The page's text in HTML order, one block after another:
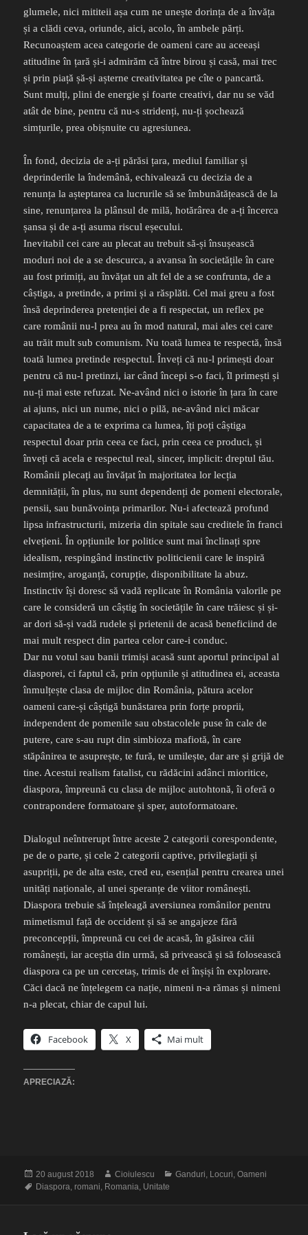
glumele, nici mititeii așa cum ne unește dorința de a învăța
și a clădi ceva, oriunde, aici, acolo, în ambele părți.
Recunoaștem acea categorie de oameni care au aceeași
atitudine în țară și-i admirăm că între birou și casă, mai trec
și prin piață șă-și așterne creativitatea pe cîte o pancartă.
Sunt mulți, plini de energie și foarte creativi, dar nu se văd
atât de bine, pentru că nu-s stridenți, nu-ți șochează
simțurile, prea obișnuite cu agresiunea.
În fond, decizia de a-ți părăsi țara, mediul familiar și
deprinderile la îndemână, echivalează cu decizia de a
renunța la așteptarea ca lucrurile să se îmbunătățească de la
sine, renunțarea la plânsul de milă, hotărârea de a-ți încerca
șansa și de a-ți asuma riscul eșecului.
Inevitabil cei care au plecat au trebuit să-și însușească
moduri noi de a se descurca, a avansa în societățile în care
au fost primiți, au învățat un alt fel de a se confrunta, de a
câștiga, a pretinde, a primi și a răsplăti. Cel mai greu a fost
însă deprinderea pretenției de a fi respectat, un reflex pe
care românii nu-l prea au în mod natural, mai ales cei care
au trăit mult sub comunism. Nu toată lumea te respectă, însă
toată lumea pretinde respectul. Înveți că nu-l primești doar
pentru că nu-l pretinzi, iar când începi s-o faci, îl primești și
nu-ți mai este refuzat. Ne-având nici o istorie în țara în care
ai ajuns, nici un nume, nici o pilă, ne-având nici măcar
capacitatea de a te exprima ca lumea, îți poți câștiga
respectul doar prin ceea ce faci, prin ceea ce produci, și
înveți că acela e respectul real, sincer, implicit: dreptul tău.
Românii plecați au învățat în majoritatea lor lecția
demnității, în plus, nu sunt dependenți de pomeni electorale,
pensii, sau bunăvoința primarilor. Nu-i afectează profund
lipsa infrastructurii, mizeria din spitale sau creditele în franci
elvețieni. În opțiunile lor politice sunt mai înclinați spre
idealism, respingând instinctiv politicienii care le inspiră
nesimțire, aroganță, corupție, disponibilitate la abuz.
Instinctiv își doresc să vadă replicate în România valorile pe
care le consideră un câștig în societățile în care trăiesc și și-
ar dori să-și vadă rudele și prietenii de acasă beneficiind de
mai mult respect din partea celor care-i conduc.
Dar nu votul sau banii trimiși acasă sunt aportul principal al
diasporei, ci faptul că, prin opțiunile și atitudinea ei, aceasta
înmulțește clasa de mijloc din România, pătura acelor
oameni care-și câștigă bunăstarea prin forțe proprii,
independent de pomenile sau obstacolele puse în cale de
putere, care s-au rupt din simbioza mafiotă, în care
stăpânirea te asuprește, te fură, te umilește, dar are și grijă de
tine. Acestui realism fatalist, cu rădăcini adânci mioritice,
diaspora, împreună cu clasa de mijloc autohtonă, îi oferă o
contrapondere formatoare și sper, autoformatoare.
Dialogul neîntrerupt între aceste 2 categorii corespondente,
pe de o parte, și cele 2 categorii captive, privilegiații și
asupriții, pe de alta este, cred eu, esențial pentru crearea unei
unități naționale, al unei speranțe de viitor românești.
Diaspora trebuie să înțeleagă aversiunea românilor pentru
mimetismul față de occident și să se angajeze fără
preconcepții, împreună cu cei de acasă, în găsirea căii
românești, iar aceștia din urmă, să privească și să folosească
diaspora ca pe un cercetaș, trimis de ei înșiși în explorare.
Căci dacă ne înțelegem ca nație, nimeni n-a rămas și nimeni
n-a plecat, chiar de capul lui.
Facebook X Mai mult
APRECIAZĂ:
Publicat
pe
20 august 2018 Autor
Cioiulescu Categorii
Ganduri Locuri ,Oameni
Etichete
Diaspora romani Romania Unitate